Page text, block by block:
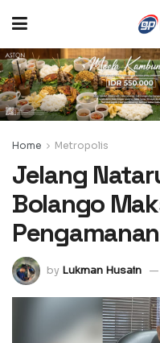
Home Metropolis
Jelang
Bolango
by Lukman Husain